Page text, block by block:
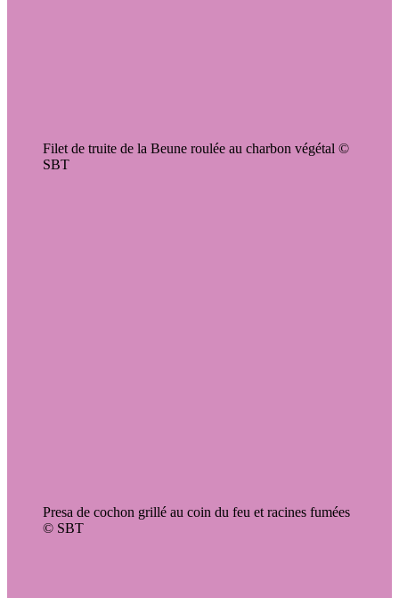
Filet de truite de la Beune roulée au charbon végétal ©
SBT
Presa de cochon grillé au coin du feu et racines fumées
© SBT